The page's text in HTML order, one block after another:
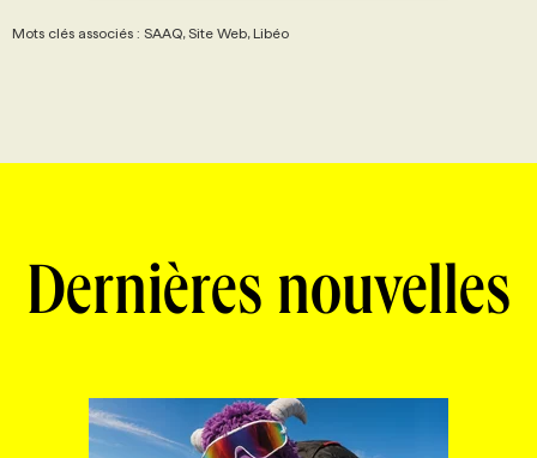
Mots clés associés : SAAQ, Site Web, Libéo
Dernières nouvelles